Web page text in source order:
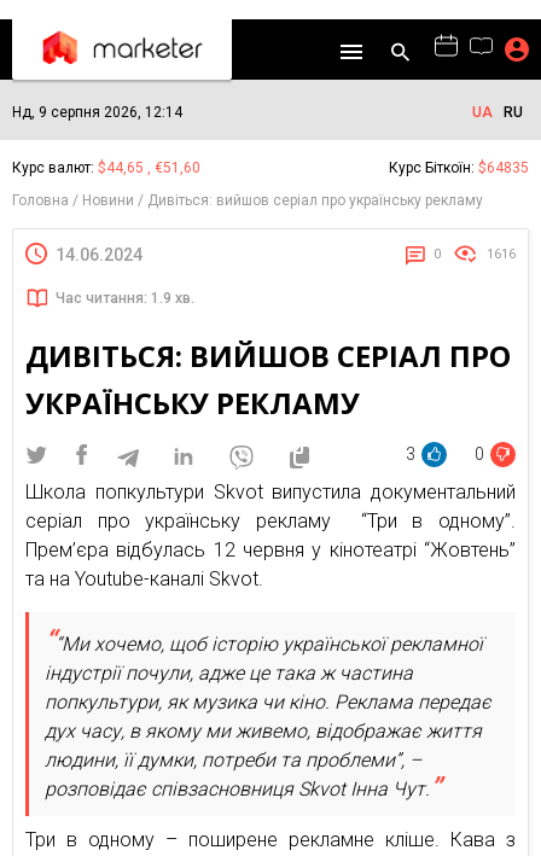
Нд, 9 серпня 2026, 12:14 UA RU
Курс валют: $44,65 , €51,60 Курс Біткоїн: $64835
Головна
Новини Дивіться: вийшов серіал про українську рекламу
14.06.2024 0 1616
Час читання: 1.9 хв.
ДИВІТЬСЯ: ВИЙШОВ СЕРІАЛ ПРО
УКРАЇНСЬКУ РЕКЛАМУ
3 0
Школа попкультури Skvot випустила документальний
серіал про українську рекламу “Три в одному”.
Прем’єра відбулась 12 червня у кінотеатрі “Жовтень”
та на Youtube-каналі Skvot.
“Ми хочемо, щоб історію української рекламної
індустрії почули, адже це така ж частина
попкультури, як музика чи кіно. Реклама передає
дух часу, в якому ми живемо, відображає життя
людини, її думки, потреби та проблеми”, –
розповідає співзасновниця Skvot Інна Чут.
Три в одному – поширене рекламне кліше. Кава з